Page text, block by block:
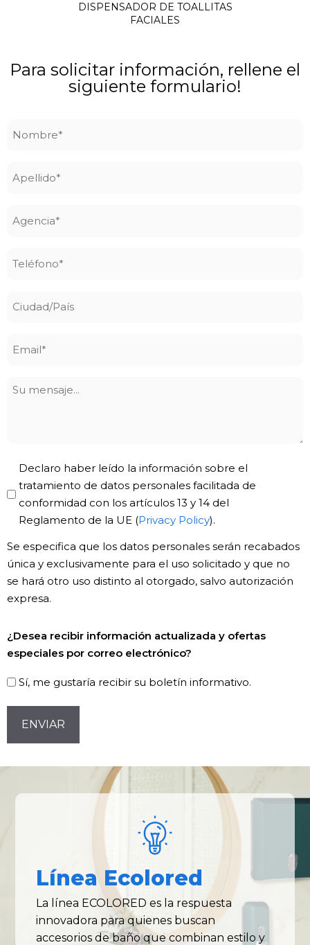
DISPENSADOR DE TOALLITAS
FACIALES
Para solicitar información, rellene el
siguiente formulario!
Ciudad/País
Su
Privacy
Policy
*
Declaro haber leído la información sobre el
tratamiento de datos personales facilitada de
conformidad con los artículos 13 y 14 del
Reglamento de la UE (Privacy Policy).
Se especifica que los datos personales serán recabados
única y exclusivamente para el uso solicitado y que no
se hará otro uso distinto al otorgado, salvo autorización
expresa.
¿Desea recibir información actualizada y ofertas
especiales por correo electrónico?
Sí, me gustaría recibir su boletín informativo.
CAPTCHA
Línea Ecolored
La línea ECOLORED es la respuesta
innovadora para quienes buscan
accesorios de baño que combinan estilo y